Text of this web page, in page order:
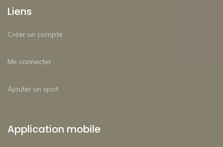
Liens
Créer un compte
Me connecter
Ajouter un spot
Application mobile